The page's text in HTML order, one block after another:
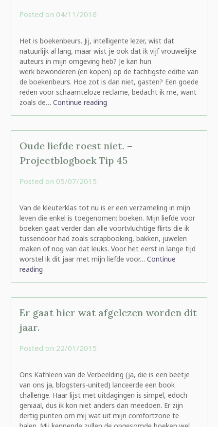
Posted on 04/11/2016
Het is boekenbeurs. Jij, intelligente lezer, wist dat
natuurlijk al lang, maar wist je ook dat ik vijf vrouwelijke
auteurs in mijn omgeving heb? Je kan hun
werk bewonderen (en kopen) op de tachtigste editie van
de boekenbeurs. Hoe zot is dan niet, gasten? Een goede
reden voor schaamteloze reclame, bedacht ik me, want
zoals de… Continue reading
Oude liefde roest niet. –
Projectblogboek Tip 45
Posted on 05/07/2015
Van de kleuterklas tot nu is er een verzameling in mijn
leven die enkel is toegenomen: boeken. Mijn liefde voor
boeken gaat verder dan alle voortvluchtige flirts die ik
tussendoor had zoals scrapbooking, bakken, juwelen
maken of nog van dat leuks. Voor het eerst in lange tijd
worstel ik dit jaar met mijn liefde voor… Continue
reading
Er gaat hier wat afgelezen worden dit
jaar.
Posted on 22/01/2015
Ons Kathleen van de Verbeelding (ja, die is een beetje
van ons ja, blogsters-united) lanceerde een book
challenge. Haar lijst met uitdagingen is simpel, edoch
geniaal, dus ik kon niet anders dan meedoen. Er zijn
dertig punten om mij wat uit mijn comfortzone te